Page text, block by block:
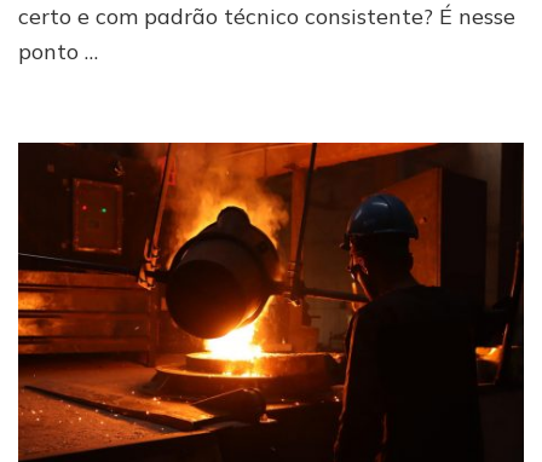
certo e com padrão técnico consistente? É nesse
ponto …